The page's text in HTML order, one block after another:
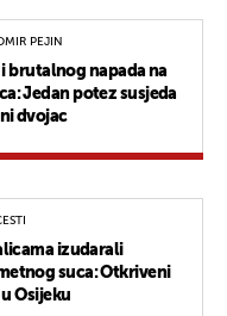
PEJIN
i brutalnog napada na
Jedan potez susjeda
dvojac
izudarali
suca: Otkriveni
Osijeku